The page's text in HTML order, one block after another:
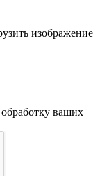
изображение
ваших